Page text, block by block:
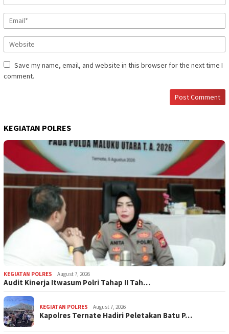
Save my name, email, and website in this browser for the next time I
comment.
KEGIATAN POLRES
KEGIATAN POLRES August 7, 2026
Audit Kinerja Itwasum Polri Tahap II Tah…
KEGIATAN POLRES August 7, 2026
Kapolres Ternate Hadiri Peletakan Batu P…